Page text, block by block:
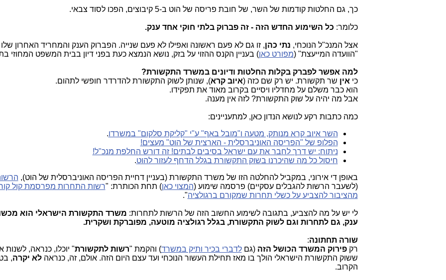
כך, גם החלטות קודמות של השר, של חובת פריסה של הוט ב-5 קיבוצים, הפכו לסוד צבאי.
כלומר: כל השימוע החדש הזה - זה פברוק בלתי חוקי אחד ענק.
אצל המנכ"ל הנוכחי, נתי כהן, זו גם לא פעם ראשונה ואפילו לא פעם שנייה. הפברוק הענק והמחריד האחרון שלו
"הוועדה המייעצת" (מפורט כאן) בעניין הקנס ההזוי על בזק, נושא הנמצא כעת בפני דיון בבית המשפט המחוזי
למה אפשר לפברק בקלות החלטות ודיונים במשרד התקשורת?
כי אין שר תקשורת. יש רק שם כזה (איוב קרא), שנותן לשוק התקשורת להדרדר חופשי לתהום.
הוא כבר משלם על מחדליו ויסיים בקרוב מאוד את תפקידו.
אבל מה יהיה על שוק התקשורת? לזה אין מענה.
כמה כתבות רקע לנושא הנדון כאן, למתעניינים:
השר איוב קרא מנותק, מטעה ו"מובל באף" ע"י "קליקת סלקום" במשרדו.
הפלופ של "הפריסה האוניברסלית - הארצית של הוט" מעצים!
ניתוח: יש דרך לחבר את עם ישראל בסיבים לבתים! זה דורש החלפת מנכ"ל!
חיסול כל מה שהיכרנו בשוק התקשורת בגלל הדחף לעזור להוט.
באופן די אירוני, במקביל להחלטה הזו של משרד התקשורת (בעניין דחיית הפריסה האוניברסלית של הוט),
(לשעבר הרשות להגבלים עסקיים) פרסמה שימוע (המצוי כאן) תחת הכותרת: "רשות התחרות מפרסמת קול
מהציבור להצביע על כשלי תחרות שמקורם ברגולציה".
לי יש על מה להצביע, בתגובה לשימוע החשוב הזה של הרשות לתחרות: משרד התקשורת הישראלי הוא
ענק, גם לתחרות וגם לשוק התקשורת, בגלל רגולציה מוטעה, מפוברקת ושקרית.
שורה תחתונה:
רקפירוק המשרד הכושל הזה(גםלדברי בכיר ותיק במשרד) והקמת "רשות לתקשורת" יוכלו, כנראה, לשנות
ששוק התקשורת הישראלי הולך בו מאז תחילת העשור הנוכחי ועד עצם היום הזה. אולם, זה, כנראהלא יקרה,
הקרוב.